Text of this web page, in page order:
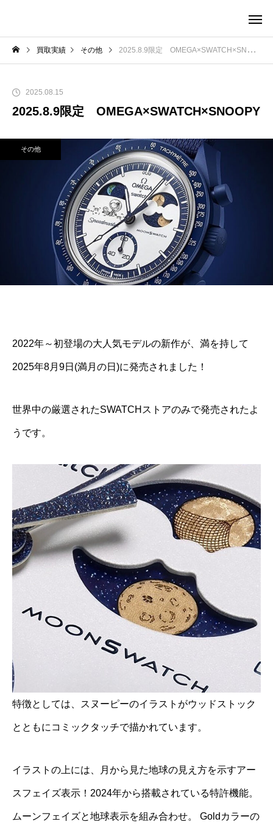
買取実績 その他 2025.8.9限定 OMEGA×SWATCH×SNOOPY
2025.08.15
2025.8.9限定 OMEGA×SWATCH×SNOOPY
その他
2022年～初登場の大人気モデルの新作が、満を持して
2025年8月9日(満月の日)に発売されました！
世界中の厳選されたSWATCHストアのみで発売されたよ
うです。
特徴としては、スヌーピーのイラストがウッドストック
とともにコミックタッチで描かれています。
イラストの上には、月から見た地球の見え方を示すアー
スフェイズ表示！2024年から搭載されている特許機能。
ムーンフェイズと地球表示を組み合わせ。 Goldカラーの